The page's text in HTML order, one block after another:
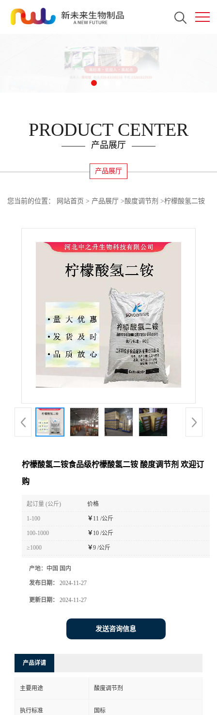
PRODUCT CENTER
产品展厅
产品展厅
您当前的位置： 网站首页 > 产品展厅 >酸度调节剂 >柠檬酸氢二铵
柠檬酸氢二铵食品级柠檬酸氢二铵 酸度调节剂 欢迎订
购
起订量 (公斤) 价格
1-100 ￥ 11 /公斤
100-1000 ￥ 10 /公斤
≥1000 ￥9 /公斤
产地： 中国 国内
发布日期： 2024-11-27
更新日期： 2024-11-27
发送咨询信息
产品详请
主要用途 酸度调节剂
执行标准 国标